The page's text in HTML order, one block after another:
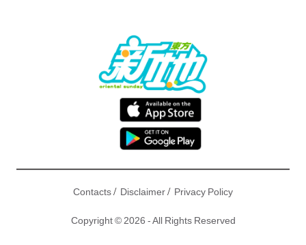
Contacts/ Disclaimer/ Privacy Policy
Copyright © 2026 - All Rights Reserved